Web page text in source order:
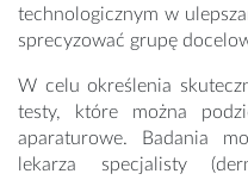
technologicznym w
sprecyzować grupę
W celu określenia
testy, które można
aparaturowe. Badania
lekarza specjalisty